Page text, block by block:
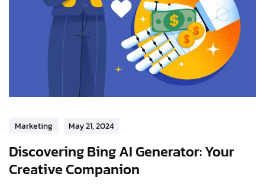
Marketing May 21, 2024
Discovering Bing AI Generator: Your
Creative Companion